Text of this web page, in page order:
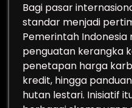
Bagi pasar
standar menjadi
Pemerintah
penguatan kerangka
penetapan harga
kredit, hingga
hutan lestari. Inisiatif